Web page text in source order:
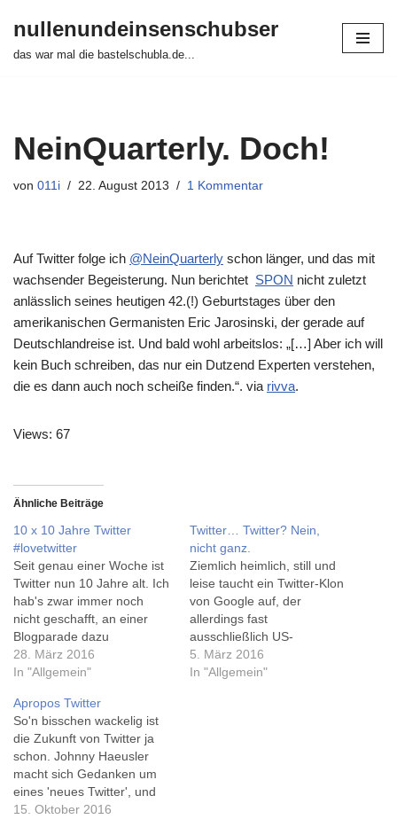
Zum
nullenundeinsenschubser
das war mal die bastelschubla.de...
NeinQuarterly. Doch!
von 011i 22. August 2013 1 Kommentar
Auf Twitter folge ich @NeinQuarterly schon länger, und das mit
wachsender Begeisterung. Nun berichtet SPON nicht zuletzt
anlässlich seines heutigen 42.(!) Geburtstages über den
amerikanischen Germanisten Eric Jarosinski, der gerade auf
Deutschlandreise ist. Und bald wohl arbeitslos: „[…] Aber ich will
kein Buch schreiben, das nur ein Dutzend Experten verstehen,
die es dann auch noch scheiße finden.“. via rivva.
Views: 67
Ähnliche Beiträge
10 x 10 Jahre Twitter
#lovetwitter
Seit genau einer Woche ist
Twitter nun 10 Jahre alt. Ich
hab's zwar immer noch
nicht geschafft, an einer
Blogparade dazu
teilzunehmen, die
Brandwatch veranstaltet,
bislang nur 5
Teilnehmerinnen, und
außerdem ist noch bis Ende
April Zeit. Immerhin hab' ich
mal 10 Links zum 10.…
28. März 2016
In "Allgemein"
Twitter… Twitter? Nein,
nicht ganz.
Ziemlich heimlich, still und
leise taucht ein Twitter-Klon
von Google auf, der
allerdings fast
ausschließlich US-
Präsidentschaftsanwärtern
zur Verfügung stehe - also
5. März 2016
In "Allgemein"
Apropos Twitter
So'n bisschen wackelig ist
die Zukunft von Twitter ja
schon. Johnny Haeusler
macht sich Gedanken um
eines 'neues Twitter', und
Moellus macht sich so seine
15. Oktober 2016